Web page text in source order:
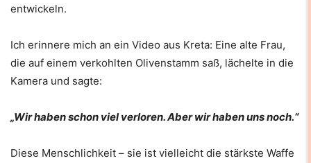
entwickeln.
Ich erinnere mich an ein Video aus Kreta: Eine alte Frau,
die auf einem verkohlten Olivenstamm saß, lächelte in die
Kamera und sagte:
„Wir haben schon viel verloren. Aber wir haben uns noch.“
Diese Menschlichkeit – sie ist vielleicht die stärkste Waffe